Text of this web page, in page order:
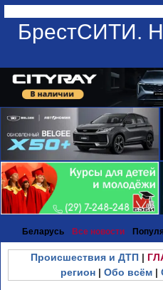
БрестСИТИ.
Беларусь Все новости
Происшествия и ДТП|
регион | Обо всём |